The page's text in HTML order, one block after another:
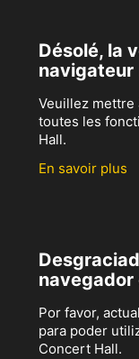
Désolé, la
navigateur
Veuillez
toutes les
Hall.
En savoir plus
Por favor,
para poder
Concert Hall.